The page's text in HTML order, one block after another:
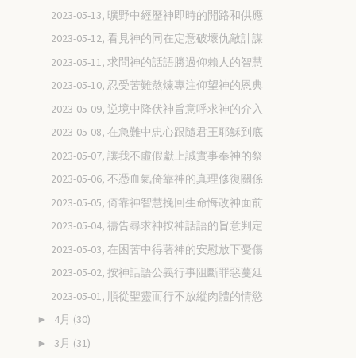
2023-05-13, 曠野中經歷神即時的開路和供應
2023-05-12, 看見神的同在定意破壞仇敵計謀
2023-05-11, 求問神的話語勝過仰賴人的智慧
2023-05-10, 忍受苦難熬煉專注仰望神的恩典
2023-05-09, 逆境中降伏神旨意呼求神的介入
2023-05-08, 在急難中忠心跟隨君王耶穌到底
2023-05-07, 讓我不虛假獻上誠實事奉神的祭
2023-05-06, 不憑血氣倚靠神的真理修復關係
2023-05-05, 倚靠神智慧挽回生命悔改神面前
2023-05-04, 禱告尋求神按神話語的旨意判定
2023-05-03, 在困苦中得著神的安慰放下憂傷
2023-05-02, 按神話語公義行事阻斷罪惡蔓延
2023-05-01, 順從聖靈而行不放縱肉體的情慾
► 4月 (30)
► 3月 (31)